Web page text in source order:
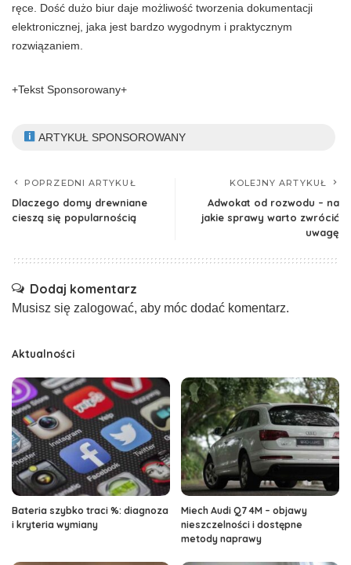
ręce. Dość dużo biur daje możliwość tworzenia dokumentacji
elektronicznej, jaka jest bardzo wygodnym i praktycznym
rozwiązaniem.
+Tekst Sponsorowany+
ARTYKUŁ SPONSOROWANY
POPRZEDNI ARTYKUŁ
Dlaczego domy drewniane
cieszą się popularnością
KOLEJNY ARTYKUŁ
Adwokat od rozwodu – na
jakie sprawy warto zwrócić
uwagę
Dodaj komentarz
Musisz się zalogować, aby móc dodać komentarz.
Aktualności
Bateria szybko traci %: diagnoza
i kryteria wymiany
Miech Audi Q7 4M – objawy
nieszczelności i dostępne
metody naprawy